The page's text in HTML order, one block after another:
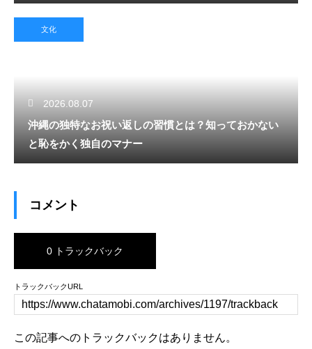
文化
2026.08.07
沖縄の独特なお祝い返しの習慣とは？知っておかない
と恥をかく独自のマナー
コメント
0 トラックバック
トラックバックURL
この記事へのトラックバックはありません。